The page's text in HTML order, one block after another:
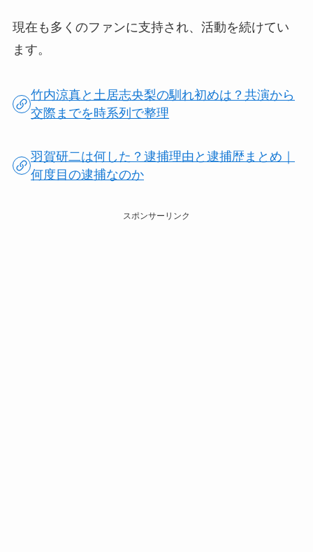
現在も多くのファンに支持され、活動を続けてい
ます。
竹内涼真と土居志央梨の馴れ初めは？共演から
交際までを時系列で整理
羽賀研二は何した？逮捕理由と逮捕歴まとめ｜
何度目の逮捕なのか
スポンサーリンク